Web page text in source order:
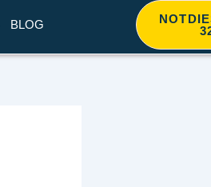
BLOG